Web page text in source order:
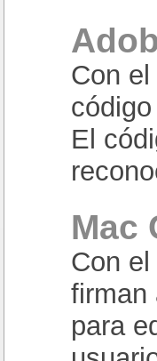
Con
El
Mac
Con
firman
para